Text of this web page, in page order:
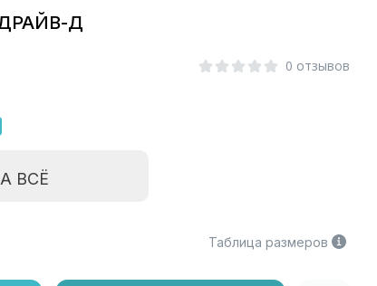
ДРАЙВ-Д
0 отзывов
ВСЁ
Таблица размеров